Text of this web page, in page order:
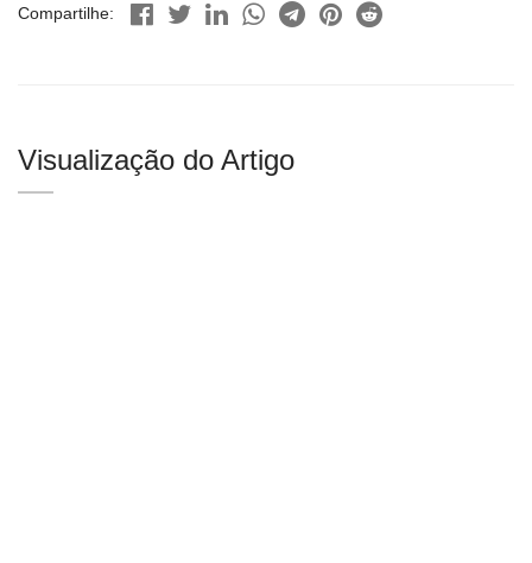
Compartilhe:
Visualização do Artigo